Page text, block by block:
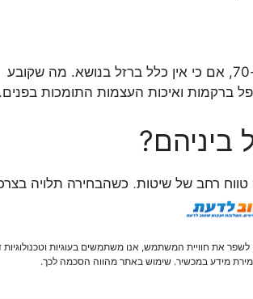
לשפר את חוויית המשתמש, אנו משתמשים בעוגיות וטכנולוגיות
מידע במכשיר. שימוש באתר מהווה הסכמה לכך.
בדרך כלל, הניתוח מבוצע לאנשים בין גיל 40 ל-70, אם כי אין כלל ברזל בנושא. מה שקובע
ברקמות ואיכות העצמות התומכות בפנים.
ביניהם?
רחב של שיטות, כשהבחירה תלויה
הסרת עודפי עור וחידוש קו הלסת. זוהי